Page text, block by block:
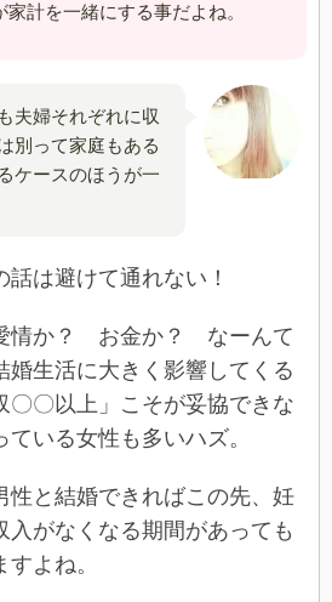
家計を一緒にする事だよね。
夫婦それぞれに収
別って家庭もある
ケースのほうが一
は避けて通れない！
情か？ お金か？ なーんて
婚生活に大きく影響してくる
〇〇以上」こそが妥協できな
いる女性も多いハズ。
性と結婚できればこの先、妊
入がなくなる期間があっても
よね。